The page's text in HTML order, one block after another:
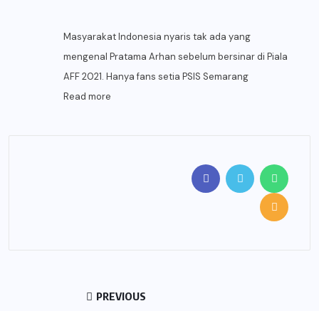
Masyarakat Indonesia nyaris tak ada yang
mengenal Pratama Arhan sebelum bersinar di Piala
AFF 2021. Hanya fans setia PSIS Semarang
Read more
PREVIOUS